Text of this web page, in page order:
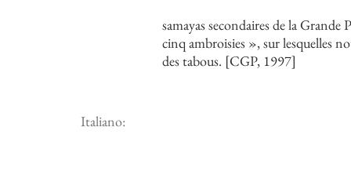
samayas secondaires de la
cinq ambroisies », sur lesquelles
des tabous. [CGP, 1997]
Italiano: